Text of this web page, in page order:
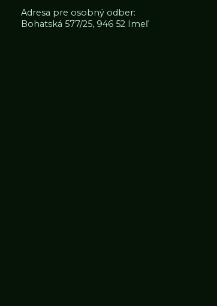
Adresa pre osobný odber:
Bohatská 577/25, 946 52 Imeľ